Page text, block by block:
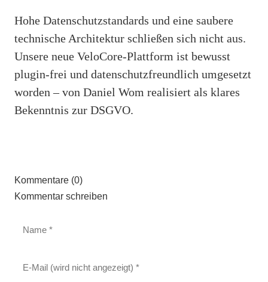
Hohe Datenschutzstandards und eine saubere
technische Architektur schließen sich nicht aus.
Unsere neue VeloCore-Plattform ist bewusst
plugin-frei und datenschutzfreundlich umgesetzt
worden – von Daniel Wom realisiert als klares
Bekenntnis zur DSGVO.
Kommentare (0)
Kommentar schreiben